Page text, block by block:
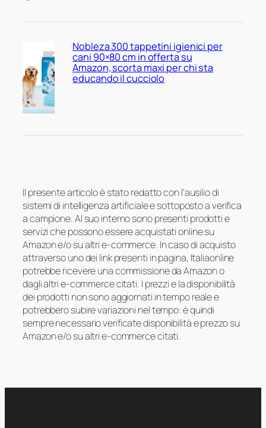
Nobleza 300 tappetini igienici per
cani 90×80 cm in offerta su
Amazon, scorta maxi per chi sta
educando il cucciolo
Il presente articolo è stato redatto con l’ausilio di
sistemi di intelligenza artificiale e sottoposto a verifica
a campione. Al suo interno sono presenti prodotti e
servizi che possono essere acquistati online su
Amazon e/o su altri e-commerce. In caso di acquisto
attraverso uno dei link presenti in pagina, Italiaonline
potrebbe ricevere una commissione da Amazon o
dagli altri e-commerce citati. I prezzi e la disponibilità
dei prodotti non sono aggiornati in tempo reale e
potrebbero subire variazioni nel tempo: è quindi
sempre necessario verificate disponibilità e prezzo su
Amazon e/o su altri e-commerce citati.